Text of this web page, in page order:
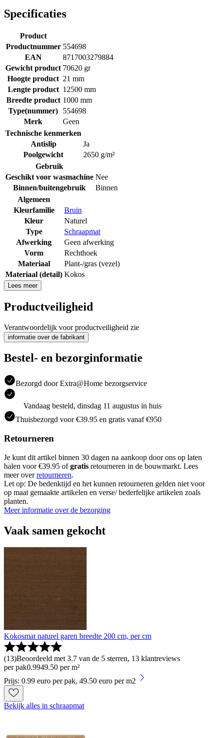
Specificaties
Product
Productnummer 554698
EAN
8717003279884
Gewicht product 70620 gr
Hoogte product 21 mm
Lengte product 12500 mm
Breedte product 1000 mm
Type(nummer)
554698
Merk
Geen
Technische kenmerken
Antislip
Ja
Poolgewicht
2650 g/m²
Gebruik
Geschikt voor wasmachine Nee
Binnen/buitengebruik
Binnen
Algemeen
Kleurfamilie
Bruin
Kleur
Naturel
Type
Schraapmat
Afwerking
Geen afwerking
Vorm
Rechthoek
Materiaal
Plant-/gras (vezel)
Materiaal (detail) Kokos
Lees meer
Productveiligheid
Verantwoordelijk voor productveiligheid zie
informatie over de fabrikant
Bestel- en bezorginformatie
Bezorgd door Extra@Home bezorgservice
Vandaag besteld, dinsdag 11 augustus in huis
Thuisbezorgd voor €39.95 en gratis vanaf €950
Retourneren
Je kunt dit artikel binnen 30 dagen na aankoop door ons op laten
halen voor €39.95 ofgratis retourneren in de bouwmarkt. Lees
meer overretourneren.
Let op: De bedenktijd en het kunnen retourneren gelden niet voor
op maat gemaakte artikelen en verse/ bederfelijke artikelen zoals
planten.
Meer informatie over de bezorging
Vaak samen gekocht
Kokosmat naturel garen breedte 200 cm, per cm
(13)Beoordeeld met 3.7 van de 5 sterren, 13 klantreviews
per pak0.9949.50 per m²
Prijs: 0.99 euro per pak, 49.50 euro per m2
Bekijk alles in schraapmat